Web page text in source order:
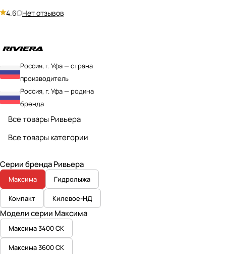
4.6 Нет отзывов
Россия, г. Уфа — страна
производитель
Россия, г. Уфа — родина
бренда
Все товары Ривьера
Все товары категории
Серии бренда Ривьера
Максима Гидролыжа
Компакт Килевое-НД
Модели серии Максима
Максима 3400 СК
Максима 3600 СК